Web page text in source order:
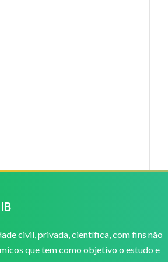
civil, privada, científica, com fins não
que tem como objetivo o estudo e